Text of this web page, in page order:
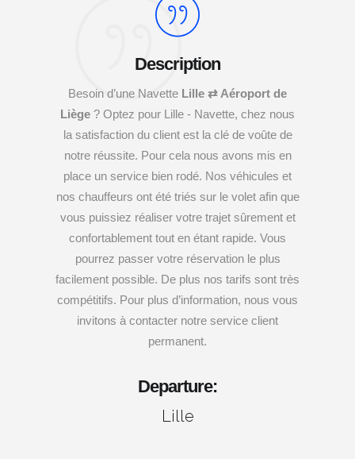
Description
Besoin d’une Navette Lille ⇄ Aéroport de
Liège ? Optez pour Lille - Navette, chez nous
la satisfaction du client est la clé de voûte de
notre réussite. Pour cela nous avons mis en
place un service bien rodé. Nos véhicules et
nos chauffeurs ont été triés sur le volet afin que
vous puissiez réaliser votre trajet sûrement et
confortablement tout en étant rapide. Vous
pourrez passer votre réservation le plus
facilement possible. De plus nos tarifs sont très
compétitifs. Pour plus d’information, nous vous
invitons à contacter notre service client
permanent.
Departure:
Lille